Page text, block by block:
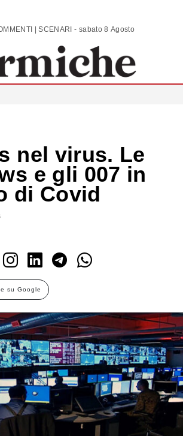
ANALISI | COMMENTI | SCENARI - sabato 8 Agosto 2026
nel virus. Le
e gli 007 in
di Covid
su Google